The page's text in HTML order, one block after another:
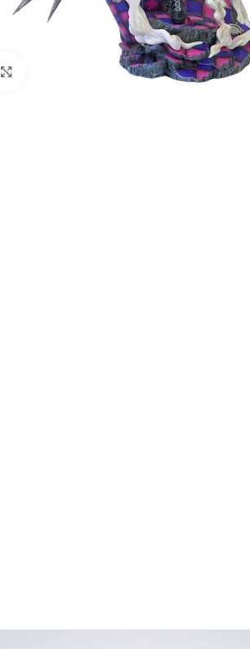
Nhấp để phóng to